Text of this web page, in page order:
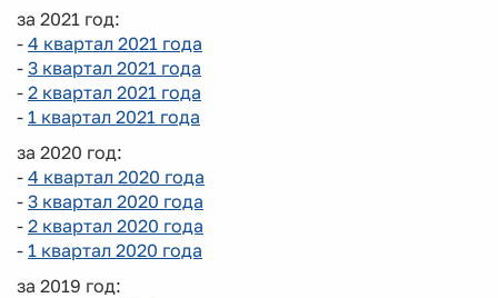
за 2021 год:
- 4 квартал 2021 года
- 3 квартал 2021 года
- 2 квартал 2021 года
- 1 квартал 2021 года
за 2020 год:
- 4 квартал 2020 года
- 3 квартал 2020 года
- 2 квартал 2020 года
- 1 квартал 2020 года
за 2019 год: